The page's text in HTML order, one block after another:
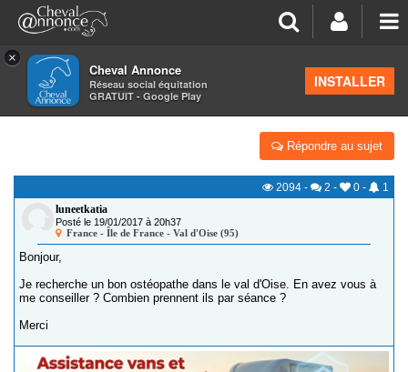
×
Cheval Annonce
Réseau social équitation
GRATUIT - Google Play
INSTALLER
>Petites annonces>Ostéopathe équin
CHERCHE OSTÉOPATHE ÉQUIN DANS LE 95
Répondre au sujet
2094 - 2 - 0 -
1
luneetkatia
Posté le 19/01/2017 à 20h37
France - Île de France - Val d'Oise (95)
Bonjour,
Je recherche un bon ostéopathe dans le val d'Oise. En avez vous à
me conseiller ? Combien prennent ils par séance ?
Merci